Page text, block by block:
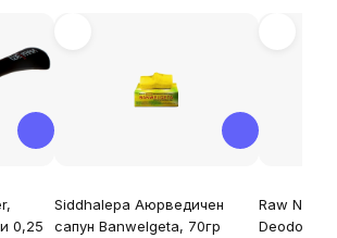
0,25
Siddhalepa Аюрведичен
сапун Banwelgeta, 70гр
Raw